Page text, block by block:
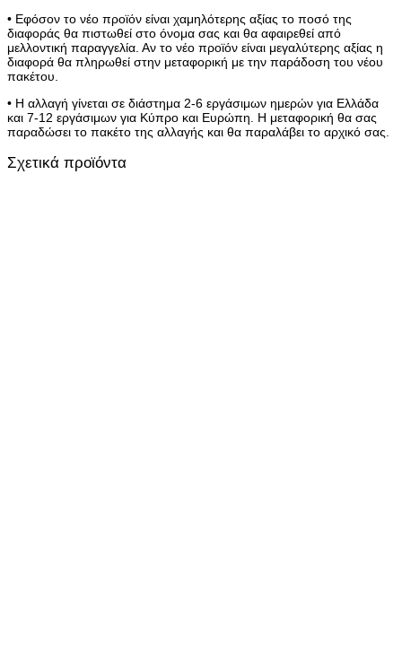
• Εφόσον το νέο προϊόν είναι χαμηλότερης αξίας το ποσό της
διαφοράς θα πιστωθεί στο όνομα σας και θα αφαιρεθεί από
μελλοντική παραγγελία. Αν το νέο προϊόν είναι μεγαλύτερης αξίας η
διαφορά θα πληρωθεί στην μεταφορική με την παράδοση του νέου
πακέτου.
• Η αλλαγή γίνεται σε διάστημα 2-6 εργάσιμων ημερών για Ελλάδα
και 7-12 εργάσιμων για Κύπρο και Ευρώπη. Η μεταφορική θα σας
παραδώσει το πακέτο της αλλαγής και θα παραλάβει το αρχικό σας.
Σχετικά προϊόντα